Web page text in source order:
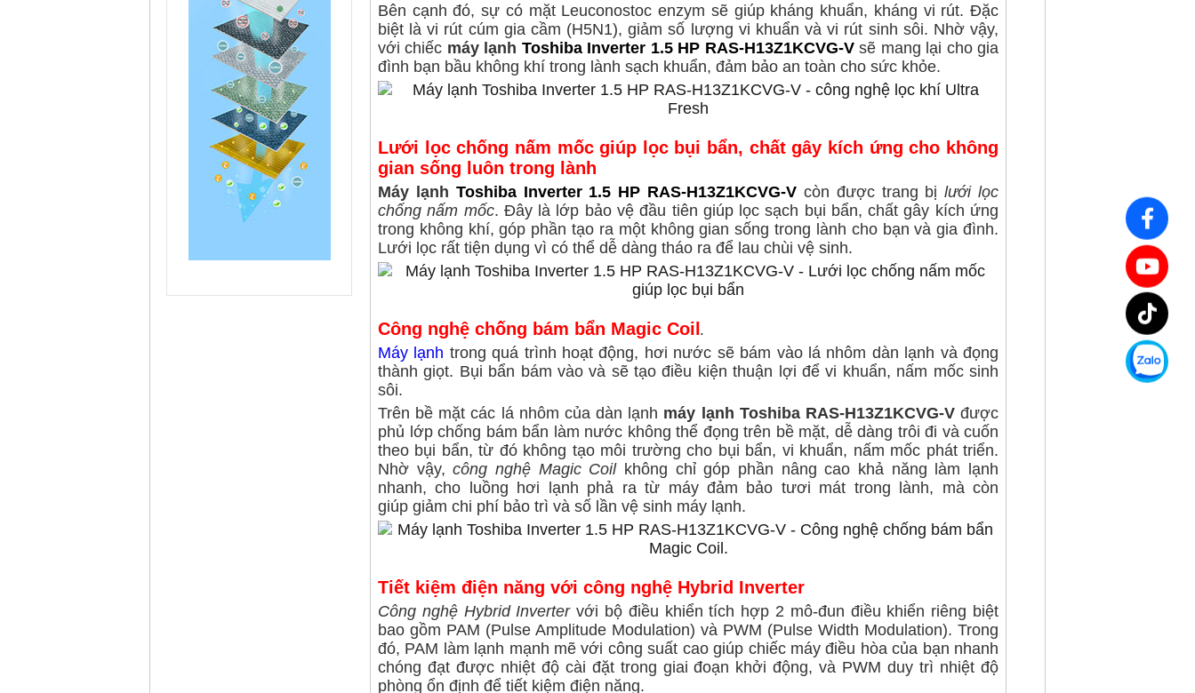
Bên cạnh đó, sự có mặt Leuconostoc enzym sẽ giúp kháng khuẩn, kháng vi rút. Đặc
biệt là vi rút cúm gia cầm (H5N1), giảm số lượng vi khuẩn và vi rút sinh sôi. Nhờ vậy,
với chiếc máy lạnh Toshiba Inverter 1.5 HP RAS-H13Z1KCVG-Vsẽ mang lại cho gia
đình bạn bầu không khí trong lành sạch khuẩn, đảm bảo an toàn cho sức khỏe.
Lưới lọc chống nấm mốc giúp lọc bụi bẩn, chất gây kích ứng cho không
gian sống luôn trong lành
Máy lạnh Toshiba Inverter 1.5 HP RAS-H13Z1KCVG-V còn được trang bịlưới lọc
chống nấm mốc. Đây là lớp bảo vệ đầu tiên giúp lọc sạch bụi bẩn, chất gây kích ứng
trong không khí, góp phần tạo ra một không gian sống trong lành cho bạn và gia đình.
Lưới lọc rất tiện dụng vì có thể dễ dàng tháo ra để lau chùi vệ sinh.
Công nghệ chống bám bẩn Magic Coil.
Máy lạnh trong quá trình hoạt động, hơi nước sẽ bám vào lá nhôm dàn lạnh và đọng
thành giọt. Bụi bẩn bám vào và sẽ tạo điều kiện thuận lợi để vi khuẩn, nấm mốc sinh
sôi.
Trên bề mặt các lá nhôm của dàn lạnh máy lạnh Toshiba RAS-H13Z1KCVG-Vđược
phủ lớp chống bám bẩn làm nước không thể đọng trên bề mặt, dễ dàng trôi đi và cuốn
theo bụi bẩn, từ đó không tạo môi trường cho bụi bẩn, vi khuẩn, nấm mốc phát triển.
Nhờ vậy,công nghệ Magic Coilkhông chỉ góp phần nâng cao khả năng làm lạnh
nhanh, cho luồng hơi lạnh phả ra từ máy đảm bảo tươi mát trong lành, mà còn
giúp giảm chi phí bảo trì và số lần vệ sinh máy lạnh.
Tiết kiệm điện năng với công nghệ Hybrid Inverter
Công nghệ Hybrid Invertervới bộ điều khiển tích hợp 2 mô-đun điều khiển riêng biệt
bao gồm PAM (Pulse Amplitude Modulation) và PWM (Pulse Width Modulation). Trong
đó, PAM làm lạnh mạnh mẽ với công suất cao giúp chiếc máy điều hòa của bạn nhanh
chóng đạt được nhiệt độ cài đặt trong giai đoạn khởi động, và PWM duy trì nhiệt độ
phòng ổn định để tiết kiệm điện năng.